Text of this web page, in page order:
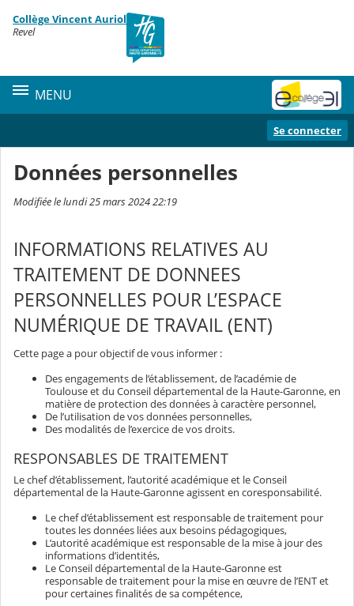
Contenu
Collège Vincent Auriol
Revel
MENU
Se connecter
Données personnelles
Modifiée le lundi 25 mars 2024 22:19
INFORMATIONS RELATIVES AU
TRAITEMENT DE DONNEES
PERSONNELLES POUR L’ESPACE
NUMÉRIQUE DE TRAVAIL (ENT)
Cette page a pour objectif de vous informer :
Des engagements de l’établissement, de l’académie de
Toulouse et du Conseil départemental de la Haute-Garonne, en
matière de protection des données à caractère personnel,
De l’utilisation de vos données personnelles,
Des modalités de l’exercice de vos droits.
RESPONSABLES DE TRAITEMENT
Le chef d’établissement, l’autorité académique et le Conseil
départemental de la Haute-Garonne agissent en coresponsabilité.
Le chef d’établissement est responsable de traitement pour
toutes les données liées aux besoins pédagogiques,
L’autorité académique est responsable de la mise à jour des
informations d’identités,
Le Conseil départemental de la Haute-Garonne est
responsable de traitement pour la mise en œuvre de l’ENT et
pour certaines finalités de sa compétence,